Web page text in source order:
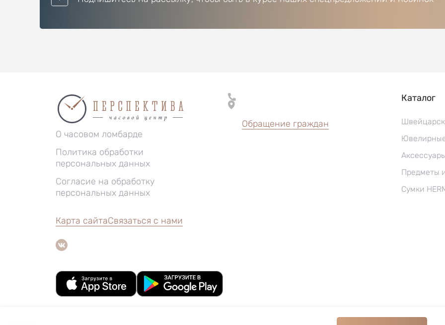
О часовом ломбарде
Политика обработки
персональных данных
Согласие на обработку
персональных данных
Обращение граждан
Каталог
Предметы
Сумки
Карта сайтаСвязаться с нами